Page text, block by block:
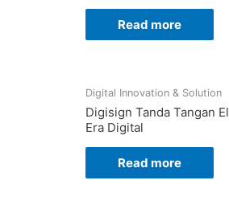
Read more
Digital Innovation & Solution
Digisign Tanda Tangan
Era Digital
Read more